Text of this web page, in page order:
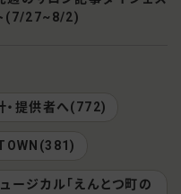
(7/27~8/2)
・提供者へ(772)
ージカル「えんとつ町の